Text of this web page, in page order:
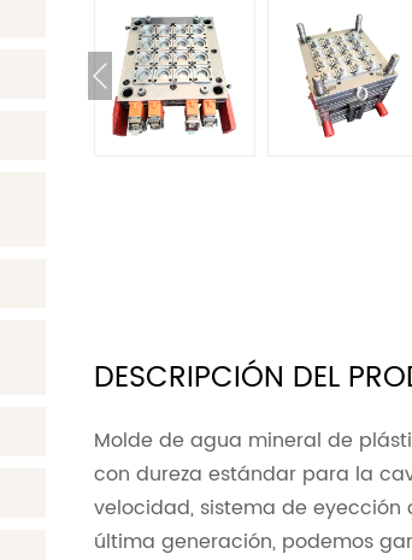
DESCRIPCIÓN DEL
Molde de agua mineral de
con dureza estándar para la
velocidad, sistema de
última generación, podemos